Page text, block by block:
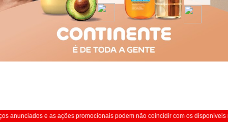
anunciados e as ações promocionais podem não coincidir com os disponíveis